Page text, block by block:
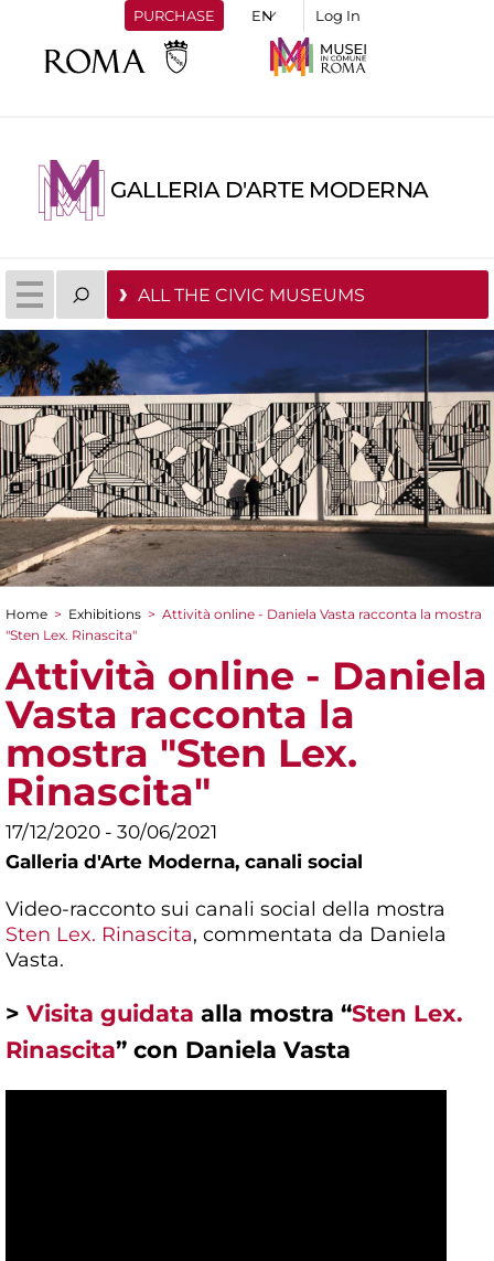
PURCHASE Log In
GALLERIA D'ARTE MODERNA
ALL THE CIVIC MUSEUMS
You are here
Home > Exhibitions > Attività online - Daniela Vasta racconta la mostra
"Sten Lex. Rinascita"
Attività online - Daniela
Vasta racconta la
mostra "Sten Lex.
Rinascita"
17/12/2020 - 30/06/2021
Galleria d'Arte Moderna, canali social
Video-racconto sui canali social della mostra
Sten Lex. Rinascita, commentata da Daniela
Vasta.
> Visita guidata alla mostra “Sten Lex.
Rinascita” con Daniela Vasta